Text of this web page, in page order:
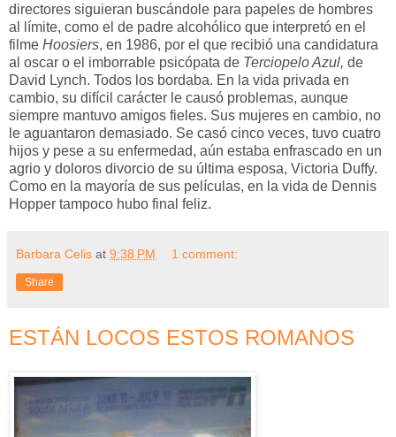
directores siguieran buscándole para papeles de hombres
al límite, como el de padre alcohólico que interpretó en el
filme Hoosiers, en 1986, por el que recibió una candidatura
al oscar o el imborrable psicópata de Terciopelo Azul, de
David Lynch. Todos los bordaba. En la vida privada en
cambio, su difícil carácter le causó problemas, aunque
siempre mantuvo amigos fieles. Sus mujeres en cambio, no
le aguantaron demasiado. Se casó cinco veces, tuvo cuatro
hijos y pese a su enfermedad, aún estaba enfrascado en un
agrio y doloros divorcio de su última esposa, Victoria Duffy.
Como en la mayoría de sus películas, en la vida de Dennis
Hopper tampoco hubo final feliz.
Barbara Celis at 9:38 PM 1 comment:
Share
ESTÁN LOCOS ESTOS ROMANOS